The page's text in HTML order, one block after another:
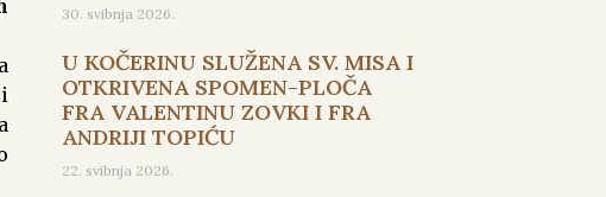
30. svibnja 2026.
U KOČERINU SLUŽENA SV. MISA I
OTKRIVENA SPOMEN-PLOČA
FRA VALENTINU ZOVKI I FRA
ANDRIJI TOPIĆU
22. svibnja 2026.